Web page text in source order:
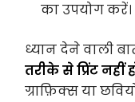
का उपयोग करें।
ध्यान देने वाली
तरीके से प्रिंट नहीं
ग्राफ़िक्स या